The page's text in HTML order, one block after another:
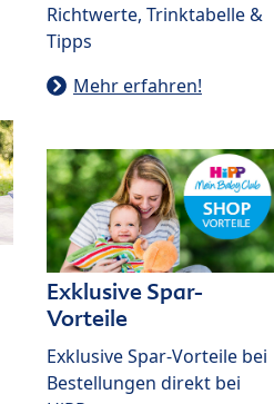
Richtwerte, Trinktabelle &
Tipps
Mehr erfahren!
Exklusive Spar-
Vorteile
Exklusive Spar-Vorteile bei
Bestellungen direkt bei